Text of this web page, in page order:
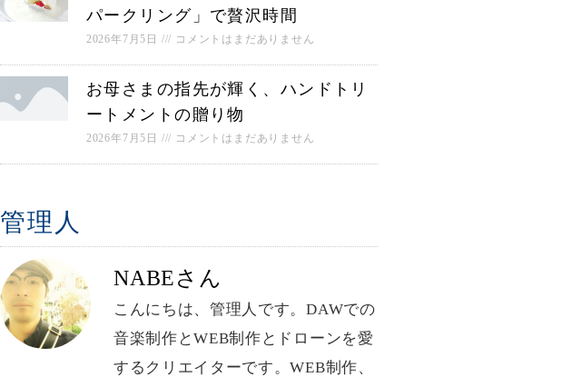
パークリング」で贅沢時間
2026年7月5日 コメントはまだありません
お母さまの指先が輝く、ハンドトリ
ートメントの贈り物
2026年7月5日 コメントはまだありません
管理人
NABEさん
こんにちは、管理人です。DAWでの
音楽制作とWEB制作とドローンを愛
するクリエイターです。WEB制作、